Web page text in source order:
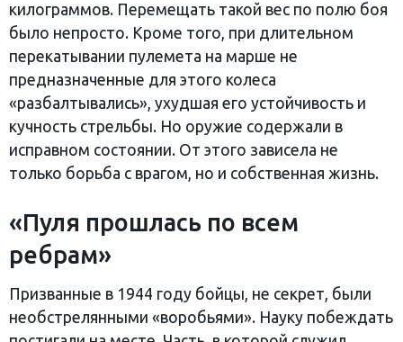
килограммов. Перемещать такой вес по полю боя
было непросто. Кроме того, при длительном
перекатывании пулемета на марше не
предназначенные для этого колеса
«разбалтывались», ухудшая его устойчивость и
кучность стрельбы. Но оружие содержали в
исправном состоянии. От этого зависела не
только борьба с врагом, но и собственная жизнь.
«Пуля прошлась по всем
ребрам»
Призванные в 1944 году бойцы, не секрет, были
необстрелянными «воробьями». Науку побеждать